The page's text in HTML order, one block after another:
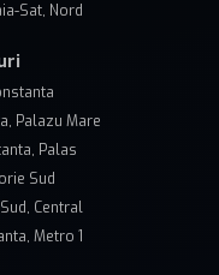
Sat, Nord
Palazu Mare
Palas
Sud
Central
Metro 1